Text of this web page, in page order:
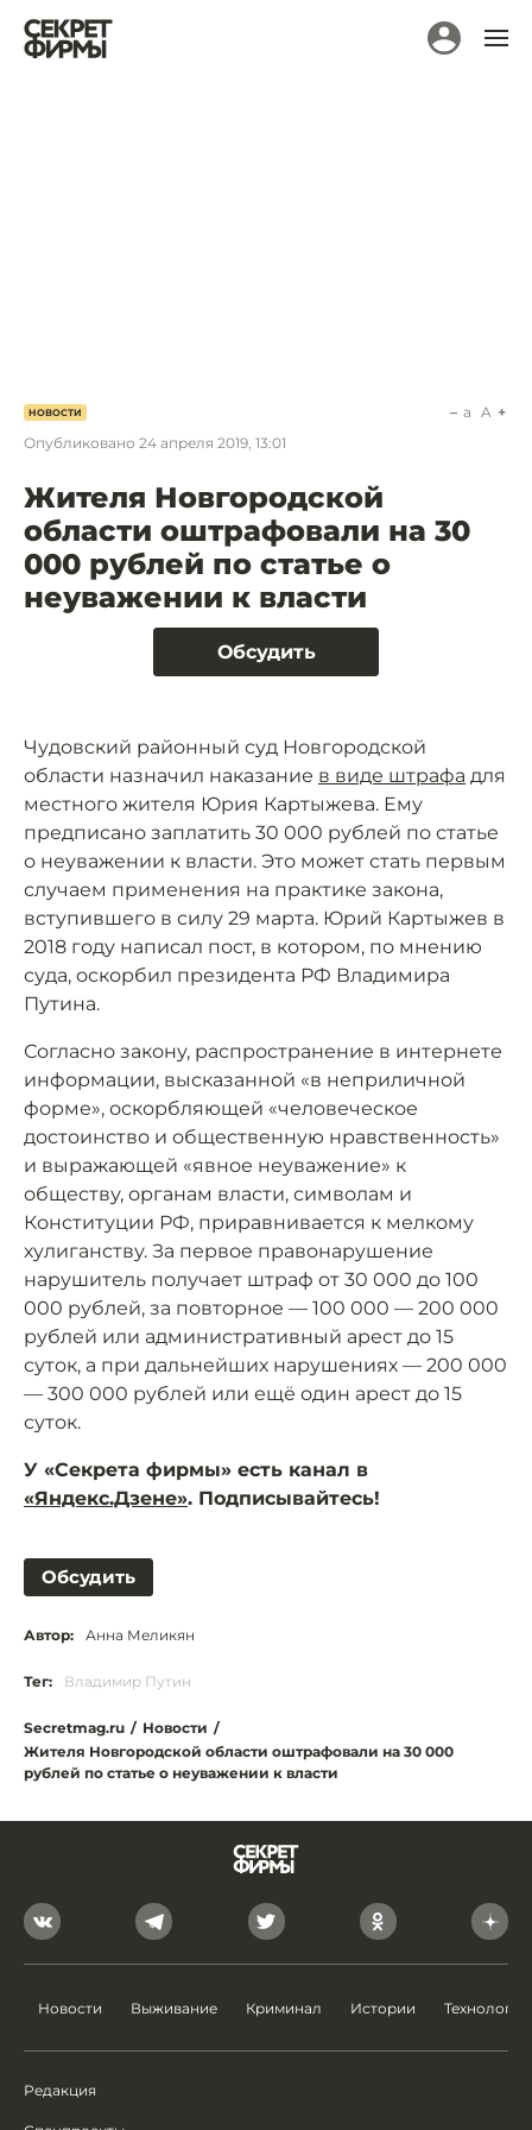
НОВОСТИ
Опубликовано 24 апреля 2019, 13:01
a A
Жителя Новгородской
области оштрафовали на 30
000 рублей по статье о
неуважении к власти
Обсудить
Чудовский районный суд Новгородской
области назначил наказание в виде штрафа для
местного жителя Юрия Картыжева. Ему
предписано заплатить 30 000 рублей по статье
о неуважении к власти. Это может стать первым
случаем применения на практике закона,
вступившего в силу 29 марта. Юрий Картыжев в
2018 году написал пост, в котором, по мнению
суда, оскорбил президента РФ Владимира
Путина.
Согласно закону, распространение в интернете
информации, высказанной «в неприличной
форме», оскорбляющей «человеческое
достоинство и общественную нравственность»
и выражающей «явное неуважение» к
обществу, органам власти, символам и
Конституции РФ, приравнивается к мелкому
хулиганству. За первое правонарушение
нарушитель получает штраф от 30 000 до 100
000 рублей, за повторное — 100 000 — 200 000
рублей или административный арест до 15
суток, а при дальнейших нарушениях — 200 000
— 300 000 рублей или ещё один арест до 15
суток.
У «Секрета фирмы» есть канал в
«Яндекс.Дзене». Подписывайтесь!
Обсудить
Автор: Анна Меликян
Тег: Владимир Путин
Secretmag.ru / Новости /
Жителя Новгородской области оштрафовали на 30 000
рублей по статье о неуважении к власти
Новости Выживание Криминал Истории Технологии
Редакция